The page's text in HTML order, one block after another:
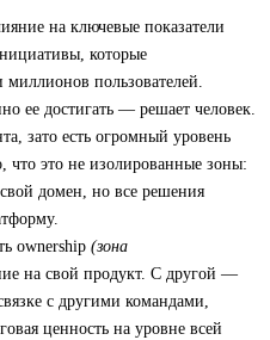
на ключевые показатели
которые
миллионов пользователей.
ее достигать — решает человек.
зато есть огромный уровень
что это не изолированные зоны:
домен, но все решения
ownership (зона
на свой продукт. С другой —
с другими командами,
ценность на уровне всей